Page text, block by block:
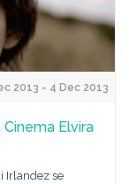
2013 - 4 Dec 2013
Elvira
Irlandez se